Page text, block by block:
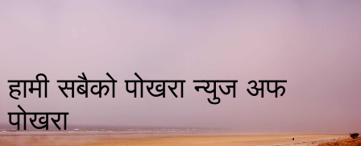
हामी सबैको पोखरा न्युज अफ
पोखरा